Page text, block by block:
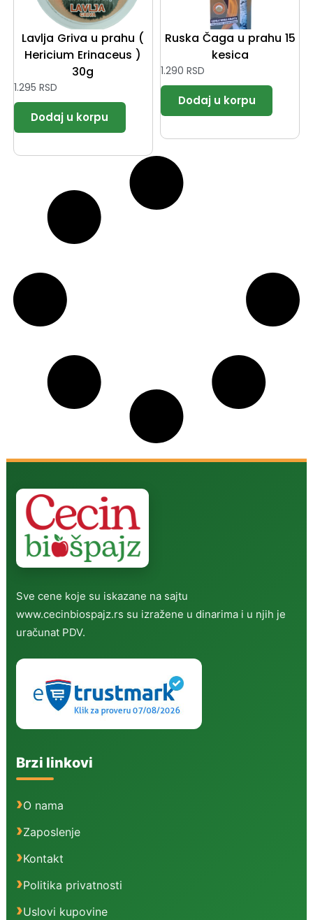
Lavlja Griva u prahu (
Hericium Erinaceus )
30g
1.295 RSD
Ruska Čaga u prahu 15
kesica
1.290 RSD
Sve cene koje su iskazane na sajtu
www.cecinbiospajz.rs su izražene u dinarima i u njih je
uračunat PDV.
Brzi linkovi
O nama
Zaposlenje
Kontakt
Politika privatnosti
Uslovi kupovine